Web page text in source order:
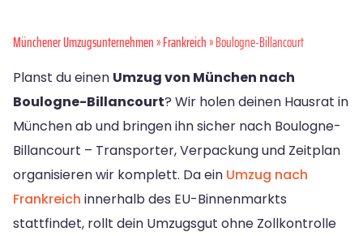
Münchener Umzugsunternehmen»Frankreich» Boulogne-Billancourt
Planst du einen Umzug von München nach
Boulogne-Billancourt? Wir holen deinen Hausrat in
München ab und bringen ihn sicher nach Boulogne-
Billancourt – Transporter, Verpackung und Zeitplan
organisieren wir komplett. Da ein Umzug nach
Frankreich innerhalb des EU-Binnenmarkts
stattfindet, rollt dein Umzugsgut ohne Zollkontrolle